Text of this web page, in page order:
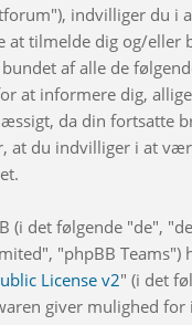
indvilliger du i
tilmelde dig og/eller
af alle de
at informere dig,
da din fortsatte
at du indvilliger i at
(i det følgende "de",
"phpBB
License v2" (i det
giver mulighed for